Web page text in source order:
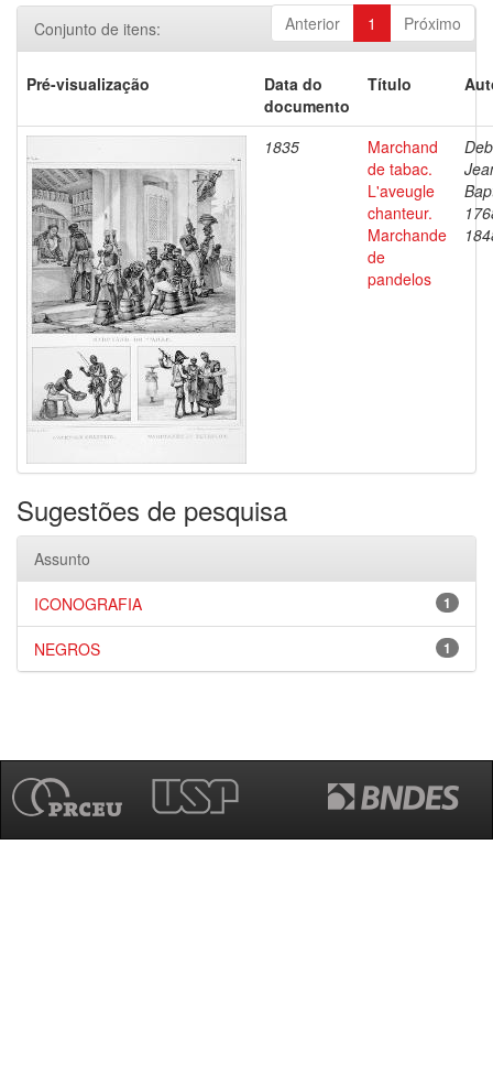
Anterior 1 Próximo
Conjunto de itens:
Pré-visualização
Data do
documento
Título
1835
Marchand
de tabac.
L'aveugle
chanteur.
Marchande
de
pandelos
Sugestões de pesquisa
Assunto
1
ICONOGRAFIA
1
NEGROS